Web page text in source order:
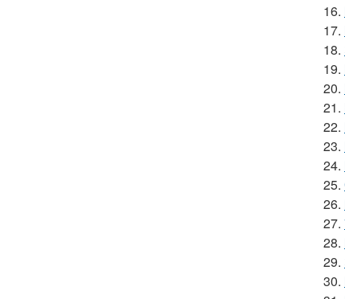
16.
17.
18.
19.
20.
21.
22.
23.
24.
25.
26.
27.
28.
29.
30.